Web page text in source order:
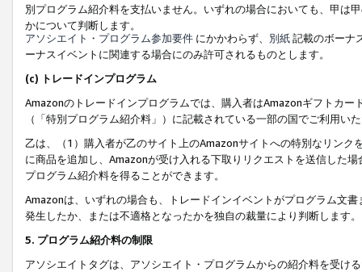
別プログラム紹介料を支払いません。いずれの場合においても、甲は
かについて判断します。
アソシエイト・プログラム参加要件 にかかわらず、 別紙記載のボーナ
ーナスイベントに関連する場合にのみ許可されるものとします。
(c) トレードインプログラム
Amazonのトレードインプログラムでは、購入者はAmazonギフトカ
（「特別プログラム紹介料」）に記載されている一部の国でご利用い
乙は、（1）購入者が乙のサイト上のAmazonサイトへの特別なリン
に商品を追加し、Amazonが受け入れる下取りリクエストを送信した
プログラム紹介料を得ることができます。
Amazonは、いずれの場合も、トレードインイベントがプログラム文
発生したか、または不適格となったかを独自の裁量により判断します。
5. プログラム紹介料の制限
アソシエイトタグは、アソシエイト・プログラムからの紹介料を受け